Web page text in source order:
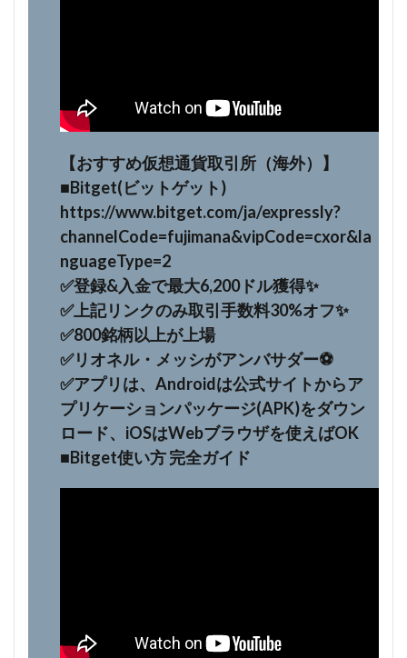
【おすすめ仮想通貨取引所（海外）】
■Bitget(ビットゲット)
https://www.bitget.com/ja/expressly?
channelCode=fujimana&vipCode=cxor&la
nguageType=2
✅登録&入金で最大6,200ドル獲得✨
✅上記リンクのみ取引手数料30%オフ✨
✅800銘柄以上が上場
✅リオネル・メッシがアンバサダー⚽
✅️アプリは、Androidは公式サイトからア
プリケーションパッケージ(APK)をダウン
ロード、iOSはWebブラウザを使えばOK
■Bitget使い方 完全ガイド